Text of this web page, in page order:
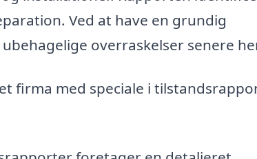
Ved at have en grundig
overraskelser senere
firma med speciale i